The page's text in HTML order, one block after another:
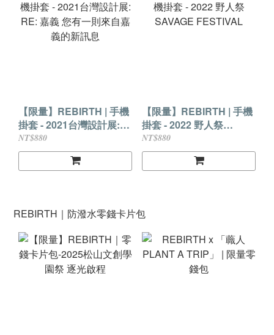
【限量】REBIRTH | 手機
掛套 - 2021台灣設計展:
RE: 嘉義 您有一則來自嘉
義的新訊息
NT$880
【限量】REBIRTH | 手機
掛套 - 2022 野人祭
SAVAGE FESTIVAL
NT$880
REBIRTH｜防潑水零錢卡片包